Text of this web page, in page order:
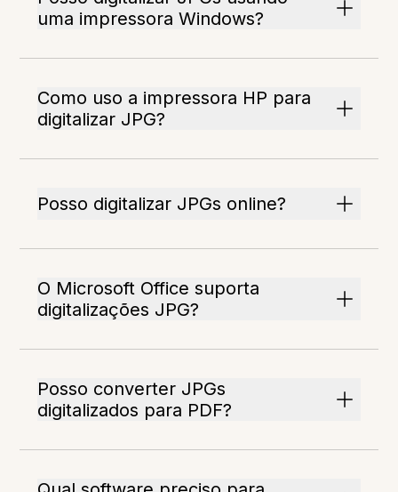
uma impressora Windows?
Como uso a impressora HP para
digitalizar JPG?
Posso digitalizar JPGs online?
O Microsoft Office suporta
digitalizações JPG?
Posso converter JPGs
digitalizados para PDF?